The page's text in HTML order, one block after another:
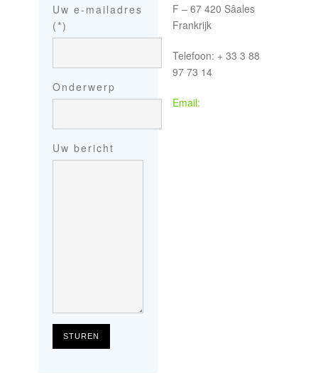
Uw e-mailadres
(*)
Onderwerp
Uw bericht
F – 67 420 Sâales
Frankrijk
Telefoon: + 33 3 88
97 73 14
Email: